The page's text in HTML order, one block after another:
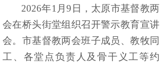
2026年1月9日，太原市基督教两
会在桥头街堂组织召开警示教育宣讲
会。市基督教两会班子成员、教牧同
工、各堂点负责人及骨干义工等约